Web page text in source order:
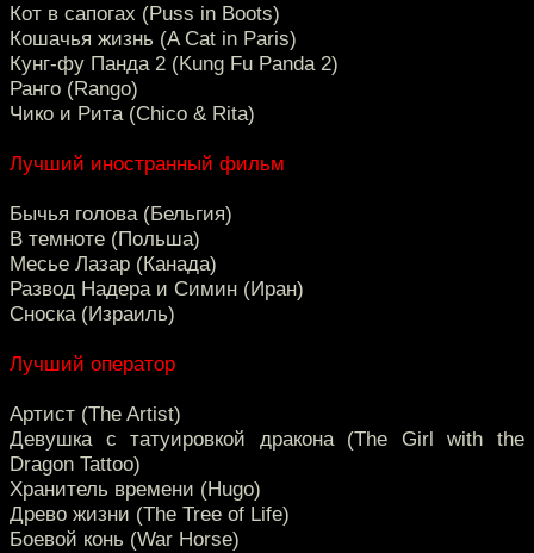
Кот в сапогах (Puss in Boots)
Кошачья жизнь (A Cat in Paris)
Кунг-фу Панда 2 (Kung Fu Panda 2)
Ранго (Rango)
Чико и Рита (Chico & Rita)
Лучший иностранный фильм
Бычья голова (Бельгия)
В темноте (Польша)
Месье Лазар (Канада)
Развод Надера и Симин (Иран)
Сноска (Израиль)
Лучший оператор
Артист (The Artist)
Девушка с татуировкой дракона (The Girl with the
Dragon Tattoo)
Хранитель времени (Hugo)
Древо жизни (The Tree of Life)
Боевой конь (War Horse)